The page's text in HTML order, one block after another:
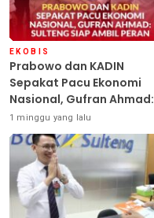
EKOBIS
Prabowo dan KADIN
Sepakat Pacu Ekonomi
Nasional, Gufran Ahmad:
Sulteng Siap Ambil Peran
1 minggu yang lalu